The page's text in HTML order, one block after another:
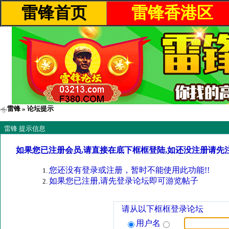
雷锋首页 雷锋香港区
雷锋 » 论坛提示
雷锋 提示信息
如果您已注册会员,请直接在底下框框登陆,如还没注册请先
您还没有登录或注册，暂时不能使用此功能!!
如果您已注册,请先登录论坛即可游览帖子
请从以下框框登录论坛
用户名